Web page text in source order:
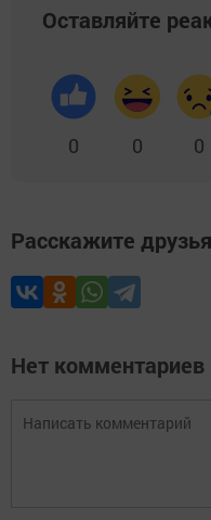
Оставляйте
0 0 0
Расскажите
Нет комментариев